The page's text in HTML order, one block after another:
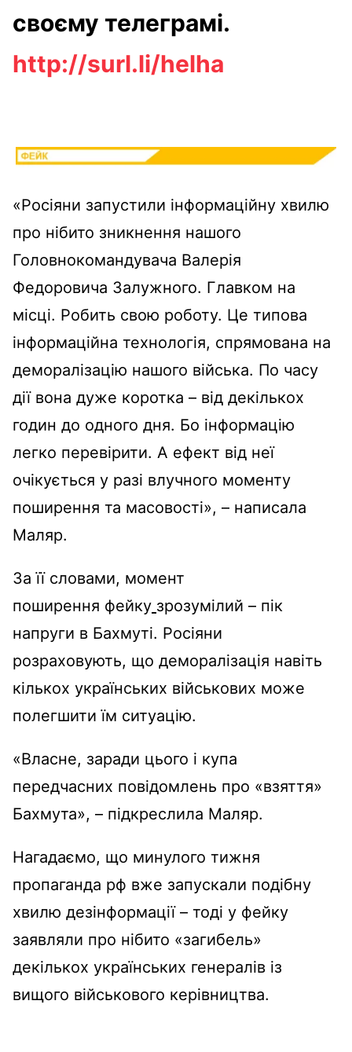
своєму телеграмі.
http://surl.li/helha
«Росіяни запустили інформаційну хвилю
про нібито зникнення нашого
Головнокомандувача Валерія
Федоровича Залужного. Главком на
місці. Робить свою роботу. Це типова
інформаційна технологія, спрямована на
деморалізацію нашого війська. По часу
дії вона дуже коротка – від декількох
годин до одного дня. Бо інформацію
легко перевірити. А ефект від неї
очікується у разі влучного моменту
поширення та масовості», – написала
Маляр.
За її словами, момент
поширення фейку зрозумілий – пік
напруги в Бахмуті. Росіяни
розраховують, що деморалізація навіть
кількох українських військових може
полегшити їм ситуацію.
«Власне, заради цього і купа
передчасних повідомлень про «взяття»
Бахмута», – підкреслила Маляр.
Нагадаємо, що минулого тижня
пропаганда рф вже запускали подібну
хвилю дезінформації – тоді у фейку
заявляли про нібито «загибель»
декількох українських генералів із
вищого військового керівництва.